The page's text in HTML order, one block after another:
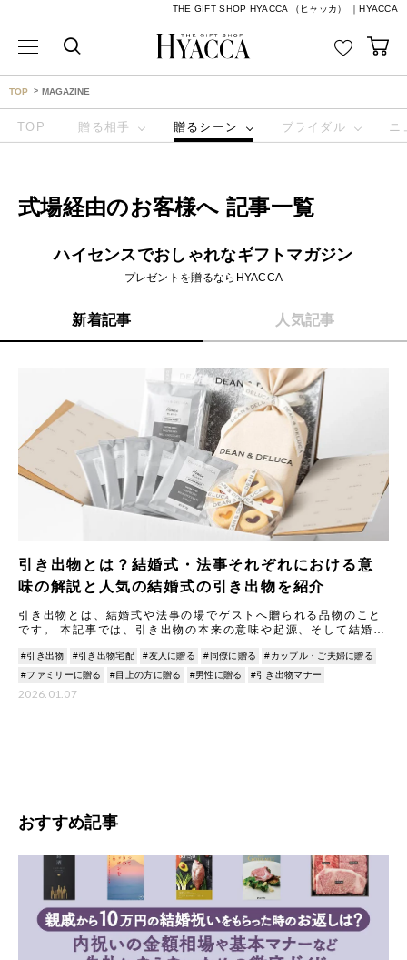
THE GIFT SHOP HYACCA （ヒャッカ） ｜HYACCA
TOP MAGAZINE
TOP 贈る相手 贈るシーン ブライダル ニ
式場経由のお客様へ 記事一覧
ハイセンスでおしゃれなギフトマガジン
プレゼントを贈るならHYACCA
新着記事 人気記事
引き出物とは？結婚式・法事それぞれにおける意
味の解説と人気の結婚式の引き出物を紹介
引き出物とは、結婚式や法事の場でゲストへ贈られる品物のこと
です。 本記事では、引き出物の本来の意味や起源、そして結婚式
解説
#引き出物 #引き出物宅配 #友人に贈る #同僚に贈る
#カップル・ご夫婦に贈る
#ファミリーに贈る
#目上の方に贈る #男性に贈る #引き出物マナー
2026.01.07
おすすめ記事